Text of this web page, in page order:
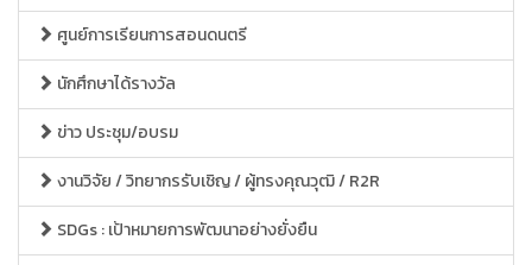
ศูนย์การเรียนการสอนดนตรี
นักศึกษาได้รางวัล
ข่าว ประชุม/อบรม
งานวิจัย / วิทยากรรับเชิญ / ผู้ทรงคุณวุฒิ / R2R
SDGs : เป้าหมายการพัฒนาอย่างยั่งยืน